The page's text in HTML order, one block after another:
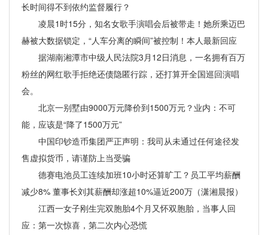
长时间得不到依约监督履行？
凌晨1时15分，知名女歌手演唱会后被带走！她所乘迈巴
赫被大数据锁定，“人车分离的瞬间”被控制！本人最新回应
据湖南湘潭市中级人民法院3月12日消息，一名拥有百万
粉丝的网红歌手拒绝还债隐匿行踪，还打算开全国巡回演唱
会。
北京一别墅由9000万元降价到1500万元？业内：不可
能，应该是“降了1500万元”
中国印钞造币集团严正声明：我司从未通过任何途径发
售虚拟货币，请谨防上当受骗
德赛电池员工连续加班10小时还算旷工？员工平均薪酬
减少8% 董事长刘其薪酬却涨超10%逼近200万（潇湘晨报）
江西一女子刚生完双胞胎4个月又怀双胞胎，当事人回
应：第一次惊喜，第二次内心恐慌